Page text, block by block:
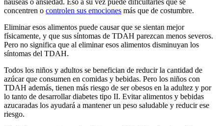
náuseas o ansiedad. Eso a su vez puede dificultarles que se
concentren o controlen sus emociones más que de costumbre.
Eliminar esos alimentos puede causar que se sientan mejor
físicamente, y que sus síntomas de TDAH parezcan menos severos.
Pero no significa que al eliminar esos alimentos disminuyan los
síntomas del TDAH.
Todos los niños y adultos se benefician de reducir la cantidad de
azúcar que consumen en comidas y bebidas. Pero los niños con
TDAH además, tienen más riesgo de ser obesos en la adultez y por
lo tanto de desarrollar diabetes tipo II. Evitar alimentos y bebidas
azucaradas los ayudará a mantener un peso saludable y reducir ese
riesgo.